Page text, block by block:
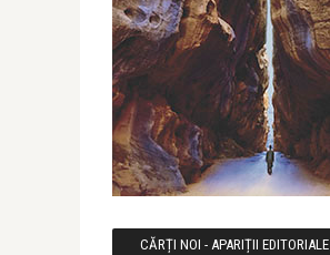
CĂRȚI NOI - APARIȚII EDITORIALE